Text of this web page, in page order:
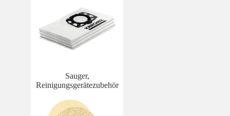
Sauger,
Reinigungsgerätezubehör